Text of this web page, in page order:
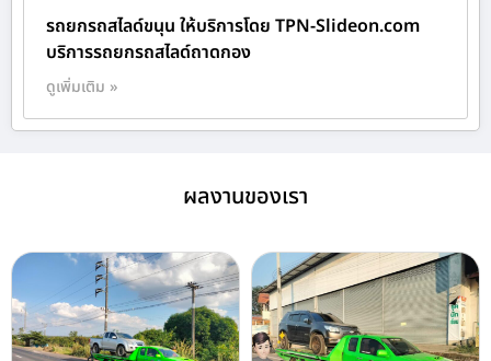
รถยกรถสไลด์ขนุน ให้บริการโดย TPN-Slideon.com
บริการรถยกรถสไลด์ถาดกอง
ดูเพิ่มเติม »
ผลงานของเรา